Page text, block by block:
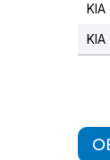
KIA
KIA